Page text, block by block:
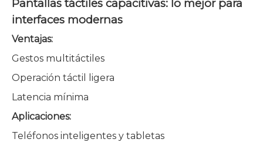
Pantallas táctiles capacitivas: lo mejor para
interfaces modernas
Ventajas:
Gestos multitáctiles
Operación táctil ligera
Latencia mínima
Aplicaciones:
Teléfonos inteligentes y tabletas